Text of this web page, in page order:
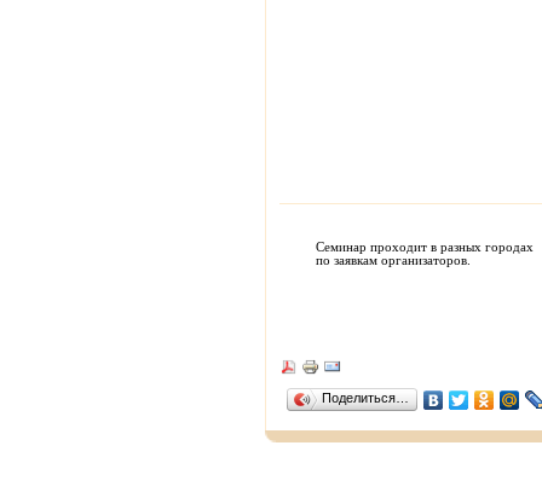
Семинар проходит в разных городах
по заявкам организаторов.
Поделиться…